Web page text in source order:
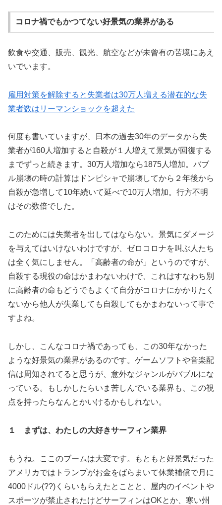
コロナ禍でもかつてない好景気の業界がある
飲食や交通、販売、観光、航空などが未曾有の苦境にあえ
いでいます。
雇用対策を解除すると失業者は30万人増える潜在的な失
業者数はリーマンショックを超えた
何度も書いていますが、日本の過去30年のデータから失
業者が160人増加すると自殺が１人増えて景気が回復する
までずっと続きます。30万人増加なら1875人増加。バブ
ル崩壊の時の計算はドンピシャで崩壊してから２年後から
自殺が急増して10年続いて延べで10万人増加。行方不明
はその数倍でした。
このためには失業者を出してはならない。景気にダメージ
を与えてはいけないわけですが、ゼロコロナを叫ぶ人たち
は全く気にしません。「高齢者の命が」というのですが、
自殺する現役の命はかまわないわけで、これはすなわち別
に高齢者の命もどうでもよくて自分がコロナにかかりたく
ないから他人が失業しても自殺してもかまわないって事で
すよね。
しかし、こんなコロナ禍であっても、この30年なかった
ような好景気の業界があるのです。ゲームソフトや音楽配
信は周知されてると思うが、意外なジャンルがバブルにな
っている。もしかしたらいま苦しんでいる業界も、この視
点を持ったらなんとかいけるかもしれない。
１ まずは、わたしの大好きサーフィン業界
もうね。ここのブームは大変です。もともと好景気だった
アメリカではトランプがお金をばらまいて休業補償で月に
4000ドル(??)くらいもらえたとことと、屋内のイベントや
スポーツが禁止されたけどサーフィンはOKとか、寒い州